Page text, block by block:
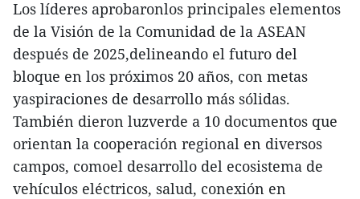
Los líderes aprobaronlos principales elementos
de la Visión de la Comunidad de la ASEAN
después de 2025,delineando el futuro del
bloque en los próximos 20 años, con metas
yaspiraciones de desarrollo más sólidas.
También dieron luzverde a 10 documentos que
orientan la cooperación regional en diversos
campos, comoel desarrollo del ecosistema de
vehículos eléctricos, salud, conexión en